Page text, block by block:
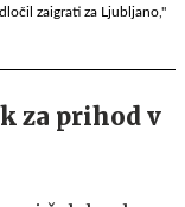
zaigrati za Ljubljano,"
za prihod v